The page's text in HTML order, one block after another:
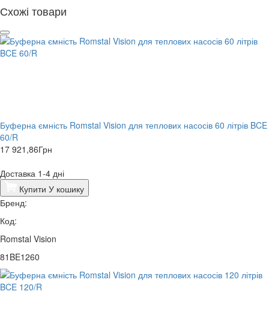
Схожі товари
Буферна ємність Romstal Vision для теплових насосів 60 літрів BCE
60/R
17 921,86Грн
Доставка 1-4 дні
Купити У кошику
Бренд:
Код:
Romstal Vision
81BE1260